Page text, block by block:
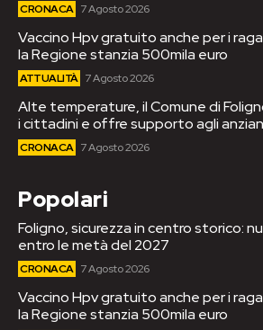
CRONACA 7 Agosto 2026
Vaccino Hpv gratuito anche per i
la Regione stanzia 500mila euro
ATTUALITÀ 7 Agosto 2026
Alte temperature, il Comune di
i cittadini e offre supporto agli
CRONACA 7 Agosto 2026
Popolari
Foligno, sicurezza in centro storico:
entro le metà del 2027
CRONACA 7 Agosto 2026
Vaccino Hpv gratuito anche per i
la Regione stanzia 500mila euro